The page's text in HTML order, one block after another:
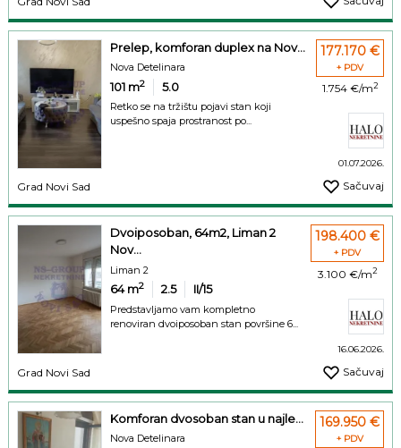
Prelep, komforan duplex na Nov...
Nova Detelinara
101 m2 5.0
Retko se na tržištu pojavi stan koji
uspešno spaja prostranost po...
177.170 €
+ PDV
1.754 €/m2
01.07.2026.
Grad Novi Sad Sačuvaj
Dvoiposoban, 64m2, Liman 2
Nov...
Liman 2
64m2 2.5 II/15
Predstavljamo vam kompletno
renoviran dvoiposoban stan površine 6...
198.400 €
+ PDV
3.100 €/m2
16.06.2026.
Grad Novi Sad Sačuvaj
Komforan dvosoban stan u najle...
Nova Detelinara
169.950 €
+ PDV